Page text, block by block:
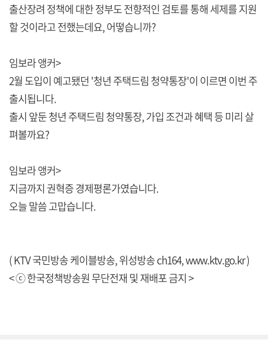
출산장려 정책에 대한 정부도 전향적인 검토를 통해 세제를 지원
할 것이라고 전했는데요, 어떻습니까?
임보라 앵커>
2월 도입이 예고됐던 '청년 주택드림 청약통장'이 이르면 이번 주
출시됩니다.
출시 앞둔 청년 주택드림 청약통장, 가입 조건과 혜택 등 미리 살
펴볼까요?
임보라 앵커>
지금까지 권혁증 경제평론가였습니다.
오늘 말씀 고맙습니다.
( KTV 국민방송 케이블방송, 위성방송 ch164,www.ktv.go.kr)
< ⓒ 한국정책방송원 무단전재 및 재배포 금지 >